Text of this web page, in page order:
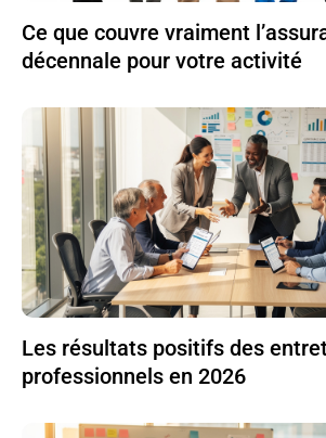
Ce que couvre vraiment
décennale pour votre activité
Les résultats positifs des
professionnels en 2026